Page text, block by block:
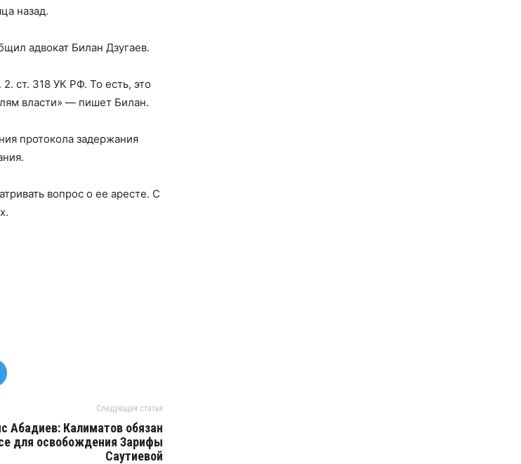
назад.
адвокат Билан Дзугаев.
ст. 318 УК РФ. То есть, это
власти» — пишет Билан.
протокола задержания
вопрос о ее аресте. С
Следующая статья
Абадиев: Калиматов обязан
для освобождения Зарифы
Саутиевой